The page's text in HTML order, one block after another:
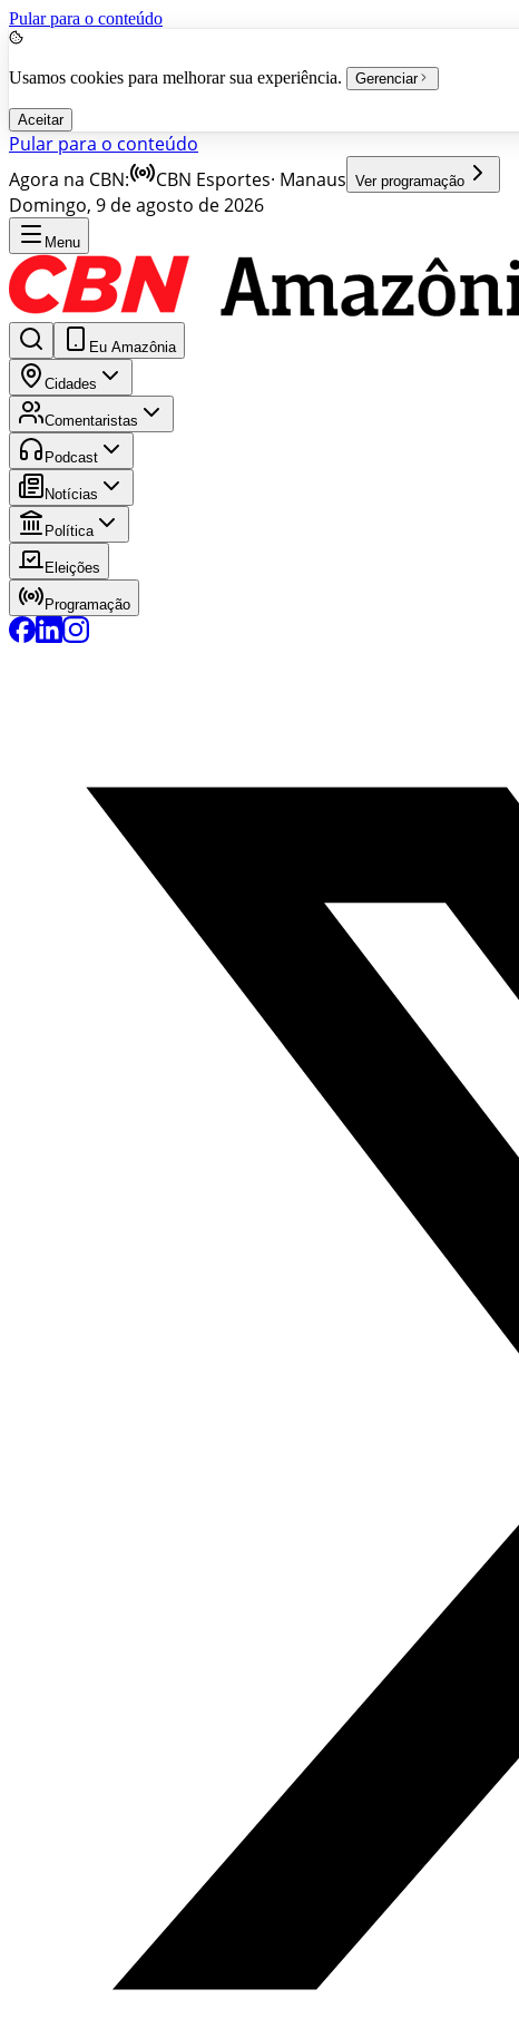
Pular para o conteúdo
Usamos cookies para melhorar sua experiência. Gerenciar
Aceitar
Pular para o conteúdo
Agora na CBN:
CBN Esportes· Manaus Ver programação
Domingo, 9 de agosto de 2026
Menu
Eu Amazônia
Cidades
Comentaristas
Podcast
Notícias
Política
Eleições
Programação